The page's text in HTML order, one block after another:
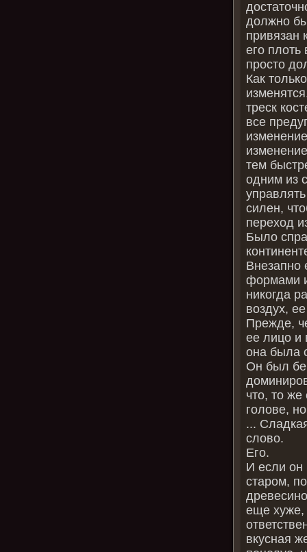
должно
привязан
его плоть
просто
Как
треск
все
тем
одним из
силен,
переход
Было
Внезапно
формами
никогда
воздух,
Прежде,
ее лицо и
она была
Он был
что, то
голове,
...
слово.
Его.
И если он
старом,
еще хуже,
вкусная